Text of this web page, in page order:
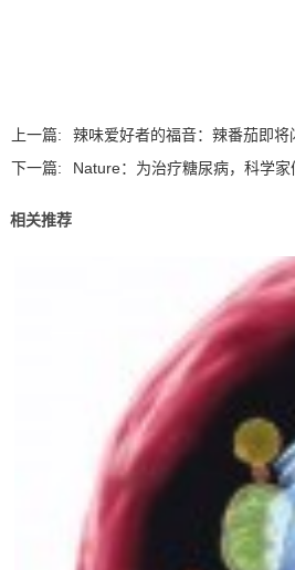
上一篇:
辣味爱好者的福音：辣番茄即将
下一篇:
Nature：为治疗糖尿病，科学家
相关推荐